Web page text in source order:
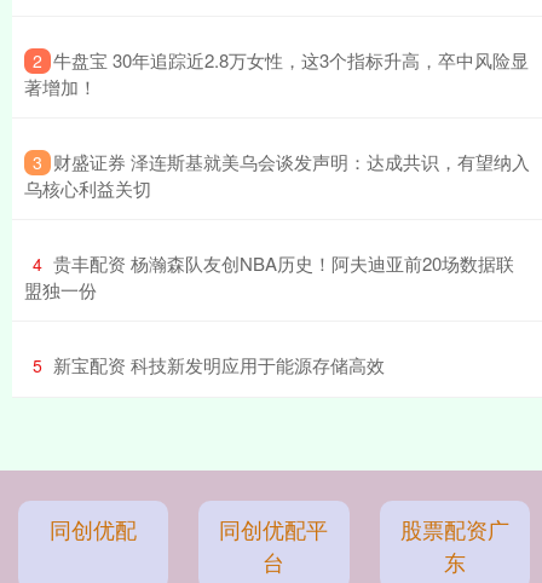
2 ​牛盘宝 30年追踪近2.8万女性，这3个指标升高，卒中风险显
著增加！
3 ​财盛证券 泽连斯基就美乌会谈发声明：达成共识，有望纳入
乌核心利益关切
4 ​贵丰配资 杨瀚森队友创NBA历史！阿夫迪亚前20场数据联
盟独一份
5 ​新宝配资 科技新发明应用于能源存储高效
同创优配
同创优配平
台
股票配资广
东